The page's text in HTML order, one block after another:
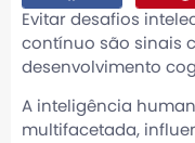
Evitar desafios
contínuo são sinais
desenvolvimento
A inteligência
multifacetada,